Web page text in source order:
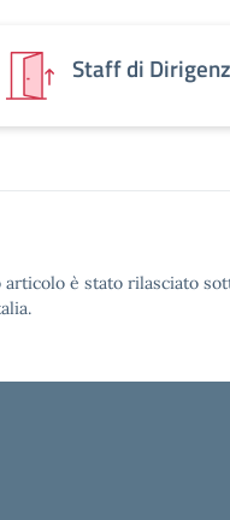
Staff di
è stato rilasciato